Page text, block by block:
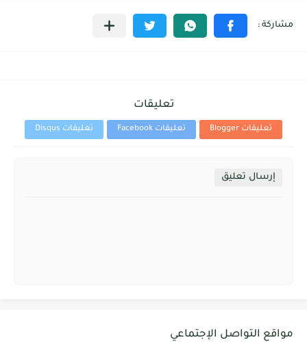
تعليقات
تعليقات Blogger تعليقات Facebook تعليقات Disqus
إرسال تعليق
مواقع التواصل الإجتماعي